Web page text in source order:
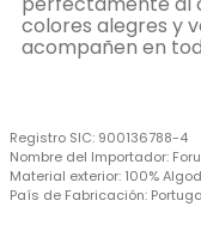
colores alegres y
acompañen en
Registro SIC: 900136788-4
Nombre del Importador:
Material exterior: 100%
País de Fabricación: